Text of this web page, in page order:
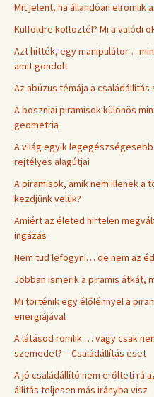
Mit jelent, ha állandóan elromlik
Külföldre költöztél? Mi a valódi
Azt hitték, egy manipulátor…
amit gondolt
Az abúzus témája a
A boszniai piramisok különös
geometria
A világ egyik
rejtélyes alagútjai
A piramisok, amik nem illenek a
kezdjünk velük?
Amiért az életed hirtelen
ingázás
Nem tud lefogyni… de nem az
Jobban ismerik a piramis átkát,
Mi történik egy élőlénnyel a
energiájával
A látásod romlik … vagy csak
szemedet? – Családállítás eset
A jó családállító nem erőlteti rá
állítás teljesen más irányba visz